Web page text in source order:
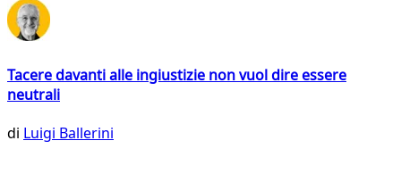
Tacere davanti alle ingiustizie non vuol dire essere
neutrali
di Luigi Ballerini